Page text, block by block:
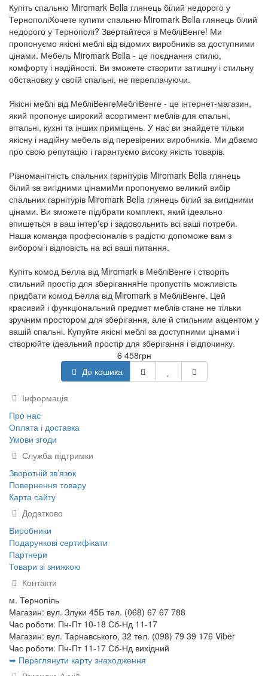
Купіть спальню Miromark Bella глянець білий недорого у
ТернополіХочете купити спальню Miromark Bella глянець білий
недорого у Тернополі? Звертайтеся в МебліВенге! Ми
пропонуємо якісні меблі від відомих виробників за доступними
цінами. Мебель Miromark Bella - це поєднання стилю,
комфорту і надійності. Ви зможете створити затишну і стильну
обстановку у своїй спальні, не переплачуючи.
Якісні меблі від МебліВенгеМебліВенге - це інтернет-магазин,
який пропонує широкий асортимент меблів для спальні,
вітальні, кухні та інших приміщень. У нас ви знайдете тільки
якісну і надійну мебель від перевірених виробників. Ми дбаємо
про свою репутацію і гарантуємо високу якість товарів.
Різноманітність спальних гарнітурів Miromark Bella глянець
білий за вигідними цінамиМи пропонуємо великий вибір
спальних гарнітурів Miromark Bella глянець білий за вигідними
цінами. Ви зможете підібрати комплект, який ідеально
впишеться в ваш інтер'єр і задовольнить всі ваші потреби.
Наша команда професіоналів з радістю допоможе вам з
вибором і відповість на всі ваші питання.
Купіть комод Белла від Miromark в МебліВенге і створіть
стильний простір для зберіганняНе пропустіть можливість
придбати комод Белла від Miromark в МебліВенге. Цей
красивий і функціональний предмет меблів стане не тільки
зручним простором для зберігання, але й стильним акцентом у
вашій спальні. Купуйте якісні меблі за доступними цінами і
створюйте ідеальний простір для зберігання і відпочинку.
6 458грн
До кошика
Інформація
Про нас
Оплата і доставка
Умови згоди
Служба підтримки
Зворотній зв’язок
Повернення товару
Карта сайту
Додатково
Виробники
Подарункові сертифікати
Партнери
Товари зі знижкою
Контакти
м. Тернопіль
Магазин: вул. Злуки 45Б тел. (068) 67 67 788
Час роботи: Пн-Пт 10-18 Сб-Нд 11-17
Магазин: вул. Тарнавського, 32 тел. (098) 79 39 176 Viber
Час роботи: Пн-Пт 11-17 Сб-Нд вихідний
➥ Переглянути карту знаходження